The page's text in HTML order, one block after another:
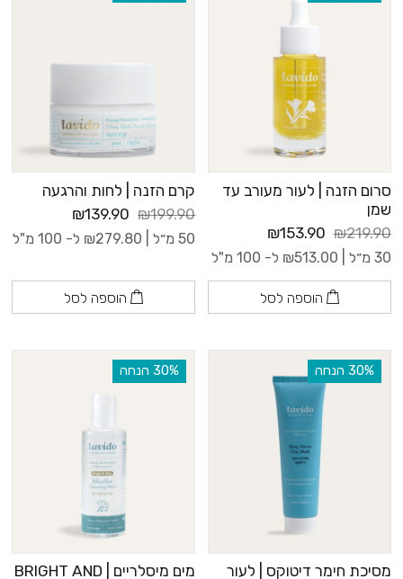
סרום הזנה | לעור מעורב עד
שמן
₪219.90
₪153.90
30 מ״ל | ₪513.00 ל- 100 מ"ל
הוספה לסל
קרם הזנה | לחות והרגעה
₪199.90
₪139.90
50 מ״ל | ₪279.80 ל- 100 מ"ל
הוספה לסל
‫30% הנחה
מסיכת חימר דיטוקס | לעור
‫30% הנחה
מים מיסלריים | BRIGHT AND